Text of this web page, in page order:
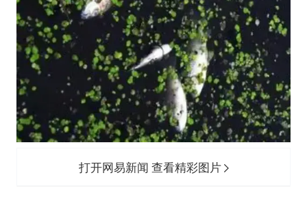
打开网易新闻 查看精彩图片